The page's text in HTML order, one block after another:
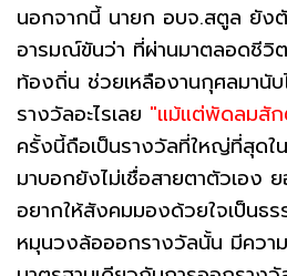
นอกจากนี้ นายก อบจ.สตูล ยัง
อารมณ์ขันว่า ที่ผ่านมาตลอดชีวิ
ท้องถิ่น ช่วยเหลืองานกุศลมานั
รางวัลอะไรเลย "แม้แต่พัดลมสัก
ครั้งนี้ถือเป็นรางวัลที่ใหญ่ที่สุด
มาบอกยังไม่เชื่อสายตาตัวเอง
อยากให้สังคมมองด้วยใจเป็นธร
หมุนวงล้อออกรางวัลนั้น มีควา